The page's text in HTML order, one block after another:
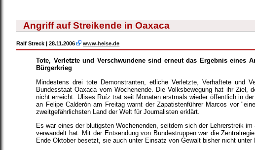
Angriff auf Streikende in Oaxaca
Ralf Streck | 28.11.2006 www.heise.de
Tote, Verletzte und Verschwundene sind erneut das Ergebnis eines
Bürgerkrieg
Mindestens drei tote Demonstranten, etliche Verletzte, Verhaftete und
Bundesstaat Oaxaca vom Wochenende. Die Volksbewegung hat ihr Ziel,
nicht erreicht. Ulises Ruíz trat seit Monaten erstmals wieder öffentlich in
an Felipe Calderón am Freitag warnt der Zapatistenführer Marcos vor
zweitgefährlichsten Land der Welt für Journalisten erklärt.
Es war eines der blutigsten Wochenenden, seitdem sich der Lehrerstreik
verwandelt hat. Mit der Entsendung von Bundestruppen war die
Ende Oktober besetzt, sie auch unter Einsatz von Gewalt bisher nicht